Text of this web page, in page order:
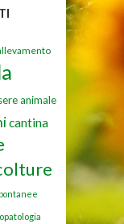
animale
cantina